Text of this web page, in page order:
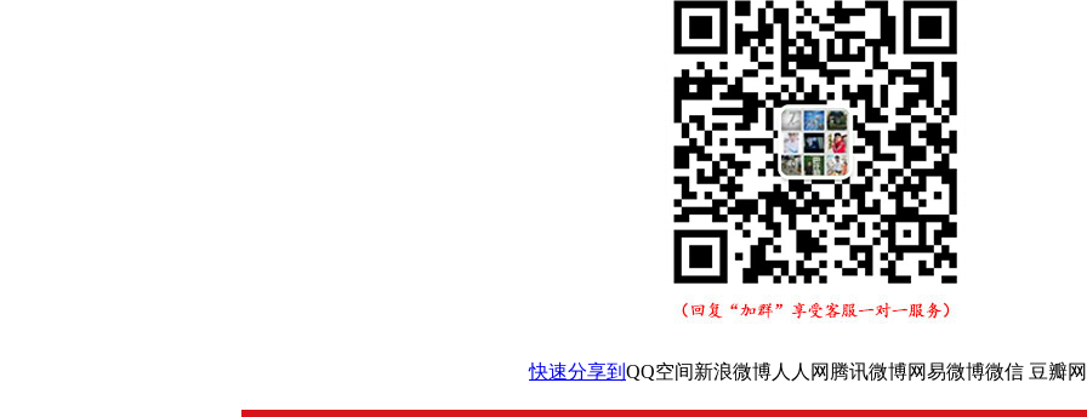
快速分享到 QQ空间新浪微博人人网 腾讯微博网易微博微信 豆瓣网